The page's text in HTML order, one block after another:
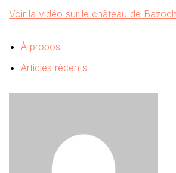
Voir la vidéo sur le château de
À propos
Articles récents